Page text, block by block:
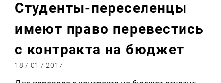
Студенты-переселенцы
имеют право перевестись
с контракта на бюджет
18 / 01 / 2017